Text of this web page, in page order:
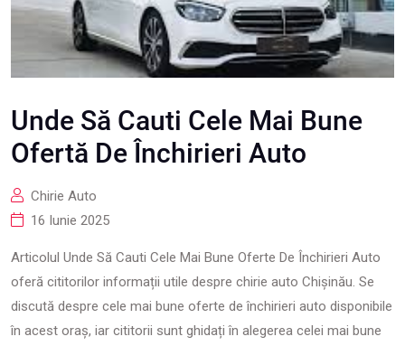
Unde Să Cauti Cele Mai Bune
Ofertă De Închirieri Auto
Chirie Auto
16 Iunie 2025
Articolul Unde Să Cauti Cele Mai Bune Oferte De Închirieri Auto
oferă cititorilor informații utile despre chirie auto Chișinău. Se
discută despre cele mai bune oferte de închirieri auto disponibile
în acest oraș, iar cititorii sunt ghidați în alegerea celei mai bune